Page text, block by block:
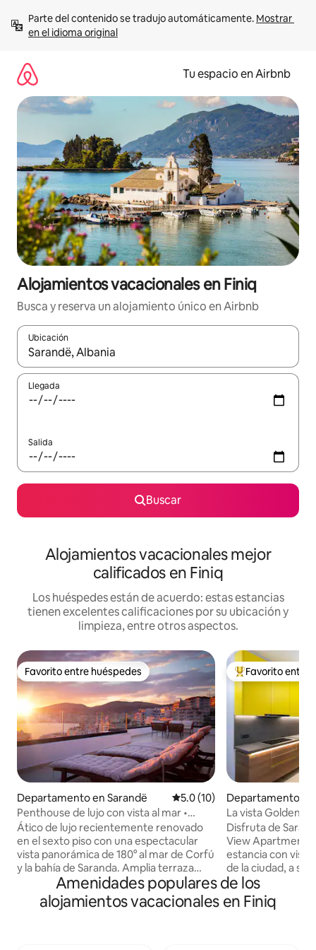
contenido
Parte del contenido se tradujo automáticamente. Mostrar
en el idioma original
Tu espacio en Airbnb
Alojamientos vacacionales en Finiq
Busca y reserva un alojamiento único en Airbnb
Ubicación
Cuando los resultados estén disponibles, podrás navegar
Llegada
Salida
Buscar
Alojamientos vacacionales mejor
calificados en Finiq
Los huéspedes están de acuerdo: estas estancias
tienen excelentes calificaciones por su ubicación y
limpieza, entre otros aspectos.
Favorito entre huéspedes
Favorito entre huéspedes
Departamento en Sarandë Calificación promedio: 5.0 de
5.0 (10)
Penthouse de lujo con vista al mar •
Terraza enorme • Garaje
Ático de lujo recientemente renovado
en el sexto piso con una espectacular
vista panorámica de 180° al mar de Corfú
y la bahía de Saranda. Amplia terraza
para ver la puesta de sol con área de
descanso al aire libre, tumbonas,
regadera exterior, invernadero y mesa
De los mejores
Favorito entre
Departamento en
La vista Golden -
|
Disfruta de
View
estancia con vista
de la ciudad, a
mejores playas,
nocturna, que al
una escapada
Amenidades populares de los
alojamientos vacacionales en Finiq